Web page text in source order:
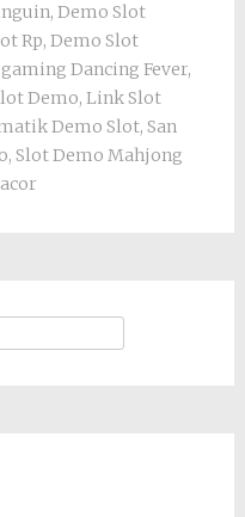
, Demo Slot
Rp, Demo Slot
Dancing Fever,
Demo, Link Slot
Demo Slot, San
, Slot Demo Mahjong